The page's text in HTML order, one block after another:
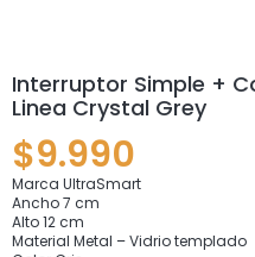
Interruptor Simple +
Linea Crystal Grey
$9.990
Marca UltraSmart
Ancho 7 cm
Alto 12 cm
Material Metal – Vidrio templado